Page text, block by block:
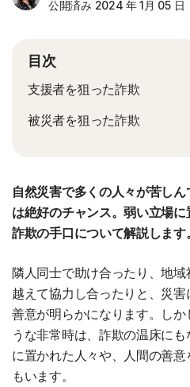
公開済み 2024 年 1月 05 日
目次
支援者を狙った詐欺
被災者を狙った詐欺
自然災害で多くの人々が苦し
は絶好のチャンス。弱い立場
詐欺の手口について解説します。
隣人同士で助け合ったり、地
越えて協力し合ったりと、災
善意が明らかになります。し
うな非常時は、詐欺の温床に
に置かれた人々や、人間の善
もいます。